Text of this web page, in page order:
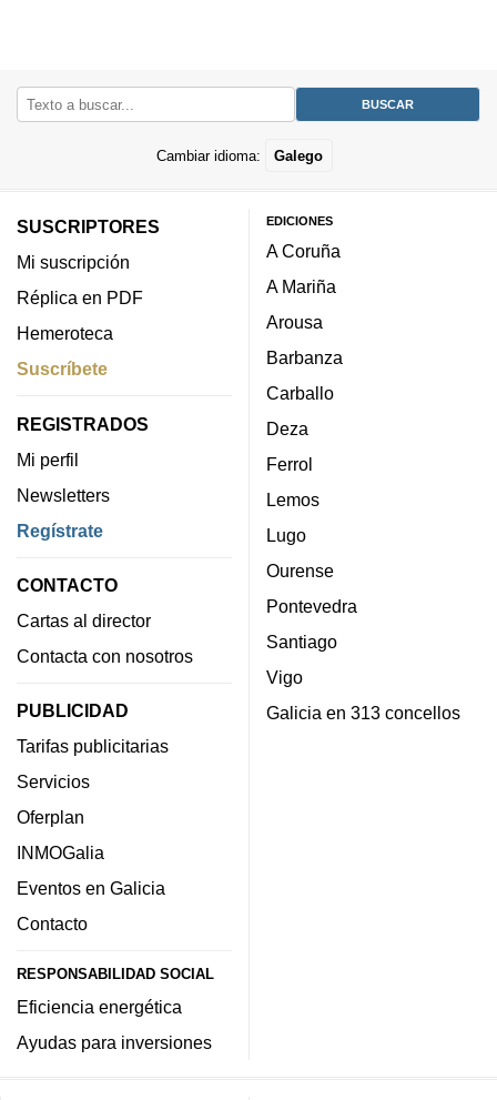
Cambiar idioma: Galego
SUSCRIPTORES
Mi suscripción
Réplica en PDF
Hemeroteca
Suscríbete
REGISTRADOS
Mi perfil
Newsletters
Regístrate
CONTACTO
Cartas al director
Contacta con nosotros
PUBLICIDAD
Tarifas publicitarias
Servicios
Oferplan
INMOGalia
Eventos en Galicia
Contacto
RESPONSABILIDAD SOCIAL
Eficiencia energética
Ayudas para inversiones
EDICIONES
A Coruña
A Mariña
Arousa
Barbanza
Carballo
Deza
Ferrol
Lemos
Lugo
Ourense
Pontevedra
Santiago
Vigo
Galicia en 313 concellos